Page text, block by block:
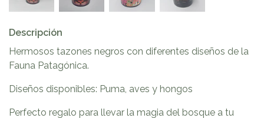
Descripción
Hermosos tazones negros con diferentes diseños de la
Fauna Patagónica.
Diseños disponibles: Puma, aves y hongos
Perfecto regalo para llevar la magia del bosque a tu